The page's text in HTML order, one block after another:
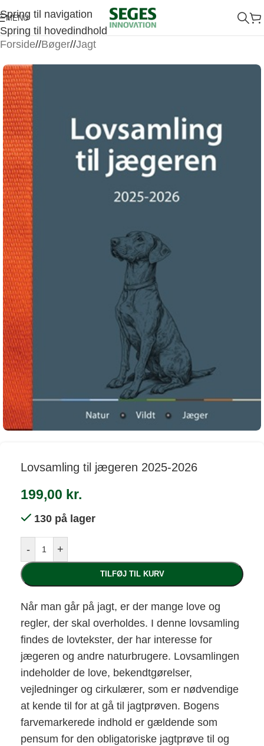
Spring til navigation
Spring til hovedindhold
MENU
Forside/ Bøger/ Jagt
Lovsamling til jægeren 2025-2026
199,00 kr.
130 på lager
- +
TILFØJ TIL KURV
Når man går på jagt, er der mange love og
regler, der skal overholdes. I denne lovsamling
findes de lovtekster, der har interesse for
jægeren og andre naturbrugere. Lovsamlingen
indeholder de love, bekendtgørelser,
vejledninger og cirkulærer, som er nødvendige
at kende til for at gå til jagtprøven. Bogens
farvemarkerede indhold er gældende som
pensum for den obligatoriske jagtprøve til og